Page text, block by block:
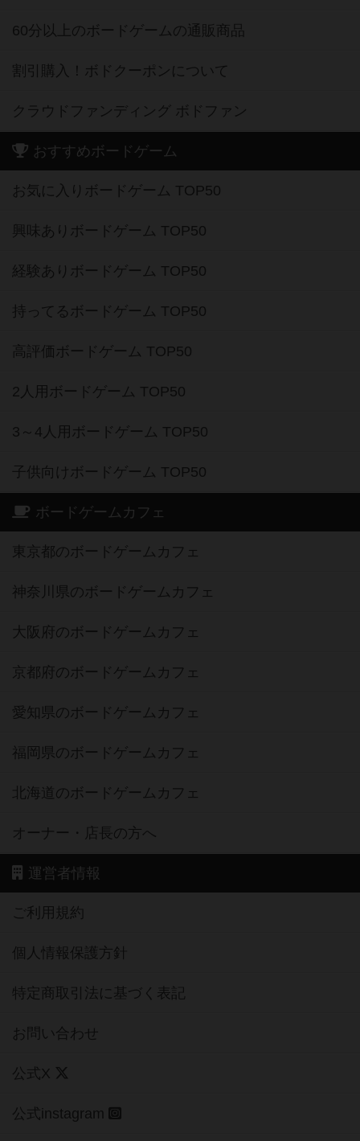
60分以上のボードゲームの通販商品
割引購入！ボドクーポンについて
クラウドファンディング ボドファン
おすすめボードゲーム
お気に入りボードゲーム TOP50
興味ありボードゲーム TOP50
経験ありボードゲーム TOP50
持ってるボードゲーム TOP50
高評価ボードゲーム TOP50
2人用ボードゲーム TOP50
3～4人用ボードゲーム TOP50
子供向けボードゲーム TOP50
ボードゲームカフェ
東京都のボードゲームカフェ
神奈川県のボードゲームカフェ
大阪府のボードゲームカフェ
京都府のボードゲームカフェ
愛知県のボードゲームカフェ
福岡県のボードゲームカフェ
北海道のボードゲームカフェ
オーナー・店長の方へ
運営者情報
ご利用規約
個人情報保護方針
特定商取引法に基づく表記
お問い合わせ
公式X
公式instagram